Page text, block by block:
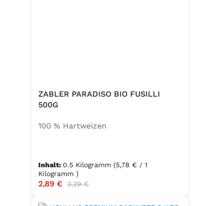
ZABLER PARADISO BIO FUSILLI
500G
100 % Hartweizen
Inhalt: 0.5 Kilogramm (5,78 € / 1
Kilogramm )
Verkaufspreis:
2,89 € Regulärer Preis:
3,29 €